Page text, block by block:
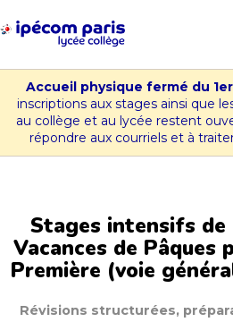
au
Collège
Ipécom
Paris
Accueil physique fermé du
inscriptions aux stages ainsi que
au collège et au lycée restent
répondre aux courriels et à
Stages intensifs de
Vacances de Pâques
Première (voie
Révisions structurées,